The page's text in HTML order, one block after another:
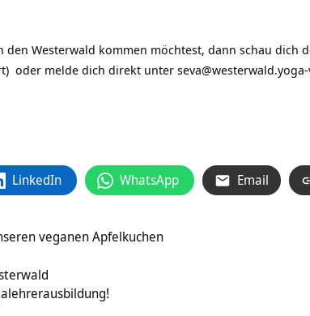
den Westerwald kommen möchtest, dann schau dich
oder melde dich direkt unter
LinkedIn WhatsApp Email
veganen Apfelkuchen